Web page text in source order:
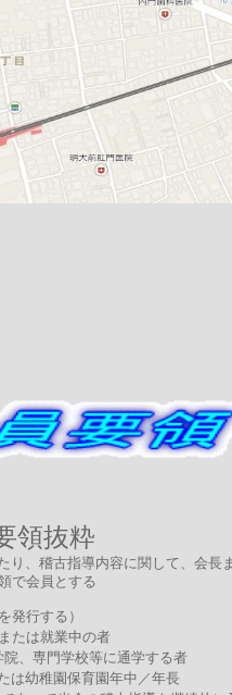
領抜粋
り、稽古指導内容に関して、会長
で会員とする
発行する）
就業中の者
専門学校等に通学する者
は幼稚園保育園年中／